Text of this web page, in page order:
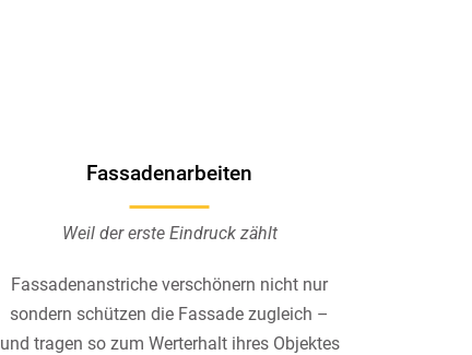
Fassadenarbeiten
Weil der erste Eindruck zählt
Fassadenanstriche verschönern nicht nur
sondern schützen die Fassade zugleich –
und tragen so zum Werterhalt ihres Objektes